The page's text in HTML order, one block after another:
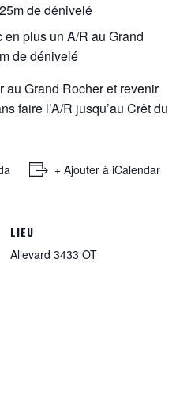
de dénivelé
en plus un A/R au Grand
de dénivelé
au Grand Rocher et revenir
faire l’A/R jusqu’au Crêt du
+ Ajouter à iCalendar
LIEU
Allevard 3433 OT